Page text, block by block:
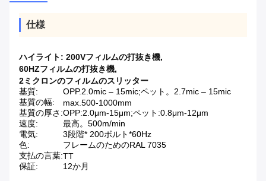
仕様
ハイライト: 200Vフィルムの打抜き機,
60HZフィルムの打抜き機,
2ミクロンのフィルムのスリッター
基質:
OPP.2.0mic – 15mic;ペット。2.7mic – 15mic
基質の幅:
max.500-1000mm
基質の厚さ:OPP:2.0μm-15μm;ペット:0.8μm-12μm
速度:
最高。500m/min
電気:
3段階* 200ボルト*60Hz
色:
フレームのためのRAL 7035
支払の言葉:TT
保証:
12か月